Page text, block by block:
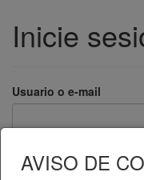
Inicie
Usuario o e-mail
AVISO DE